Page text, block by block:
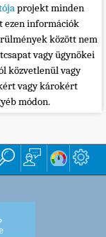
projekt minden
ezen információk
között nem
vagy ügynökei
közvetlenül vagy
vagy károkért
módon.